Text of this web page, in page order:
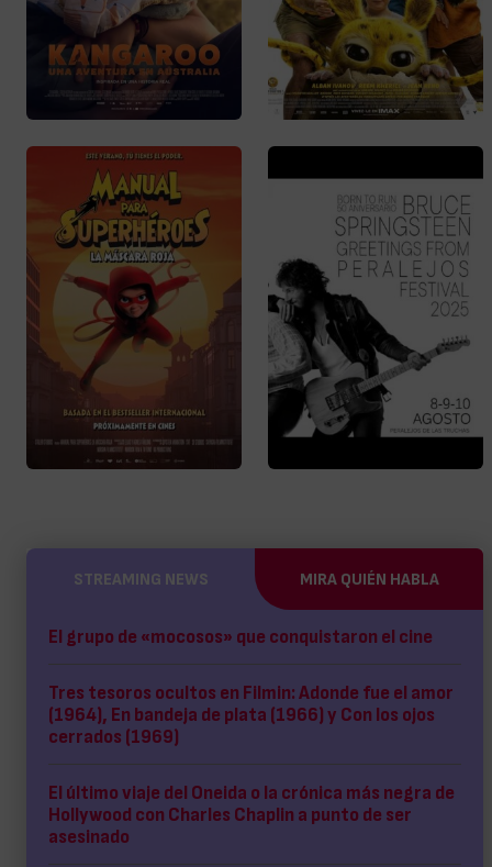
STREAMING NEWS MIRA QUIÉN HABLA
El grupo de «mocosos» que conquistaron el cine
Tres tesoros ocultos en Filmin: Adonde fue el amor
(1964), En bandeja de plata (1966) y Con los ojos
cerrados (1969)
El último viaje del Oneida o la crónica más negra de
Hollywood con Charles Chaplin a punto de ser
asesinado